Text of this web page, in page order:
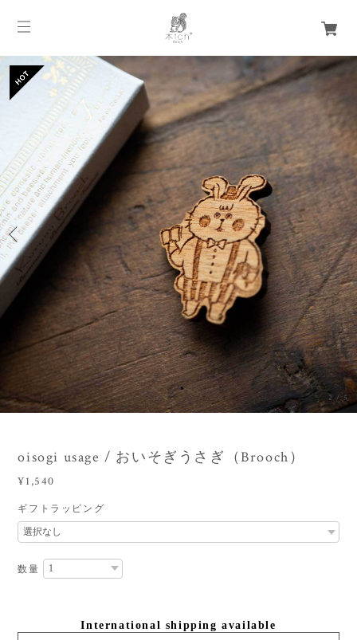
3 /5
oisogi usage / おいそぎうさぎ（Brooch）
¥1,540
ギフトラッピング
数量
International shipping available